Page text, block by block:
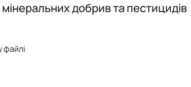
добрив та пестицидів
файлі